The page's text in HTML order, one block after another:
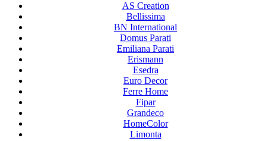
AS Creation
Bellissima
BN International
Domus Parati
Emiliana Parati
Erismann
Esedra
Euro Decor
Ferre Home
Fipar
Grandeco
HomeColor
Limonta